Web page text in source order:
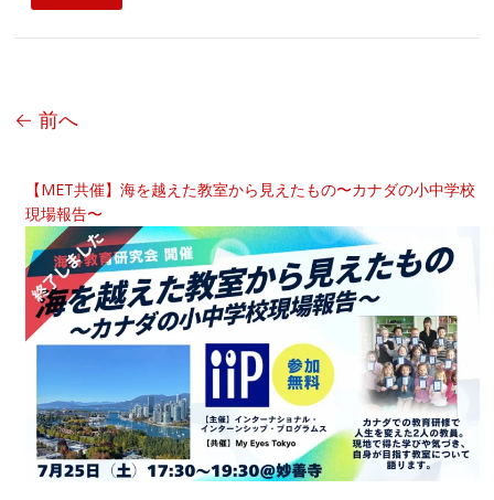
← 前へ
【MET共催】海を越えた教室から見えたもの〜カナダの小中学校
現場報告〜